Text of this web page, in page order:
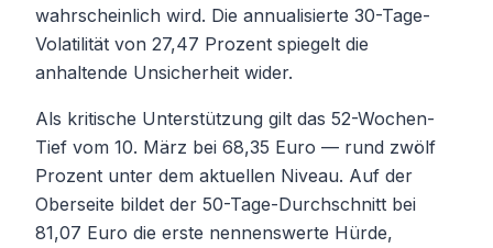
wahrscheinlich wird. Die annualisierte 30-Tage-
Volatilität von 27,47 Prozent spiegelt die
anhaltende Unsicherheit wider.
Als kritische Unterstützung gilt das 52-Wochen-
Tief vom 10. März bei 68,35 Euro — rund zwölf
Prozent unter dem aktuellen Niveau. Auf der
Oberseite bildet der 50-Tage-Durchschnitt bei
81,07 Euro die erste nennenswerte Hürde,